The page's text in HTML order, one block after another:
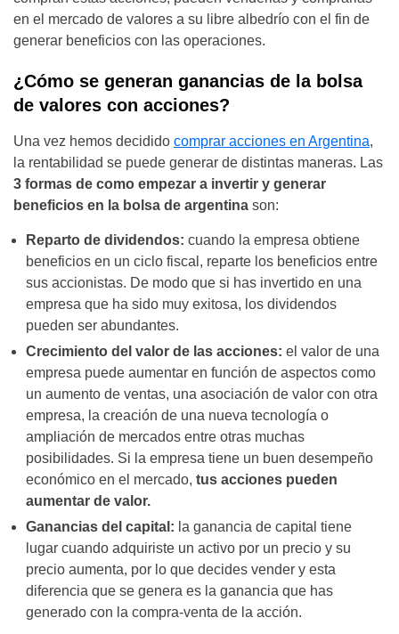
en el mercado de valores a su libre albedrío con el fin de
generar beneficios con las operaciones.
¿Cómo se generan ganancias de la bolsa
de valores con acciones?
Una vez hemos decidido comprar acciones en Argentina,
la rentabilidad se puede generar de distintas maneras. Las
3 formas de como empezar a invertir y generar
beneficios en la bolsa de argentina son:
Reparto de dividendos: cuando la empresa obtiene
beneficios en un ciclo fiscal, reparte los beneficios entre
sus accionistas. De modo que si has invertido en una
empresa que ha sido muy exitosa, los dividendos
pueden ser abundantes.
Crecimiento del valor de las acciones: el valor de una
empresa puede aumentar en función de aspectos como
un aumento de ventas, una asociación de valor con otra
empresa, la creación de una nueva tecnología o
ampliación de mercados entre otras muchas
posibilidades. Si la empresa tiene un buen desempeño
económico en el mercado, tus acciones pueden
aumentar de valor.
Ganancias del capital: la ganancia de capital tiene
lugar cuando adquiriste un activo por un precio y su
precio aumenta, por lo que decides vender y esta
diferencia que se genera es la ganancia que has
generado con la compra-venta de la acción.